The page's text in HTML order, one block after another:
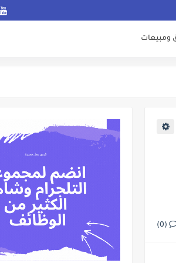
ومبيعات
(0)